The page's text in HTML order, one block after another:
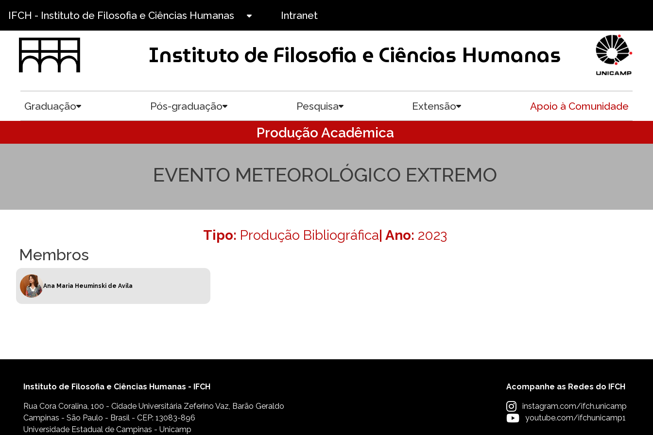
IFCH - Instituto de Filosofia e Ciências Humanas Intranet
Instituto de Filosofia e Ciências Humanas
Graduação Pós-graduação Pesquisa Extensão Apoio à Comunidade
Produção Acadêmica
EVENTO METEOROLÓGICO EXTREMO
Tipo: Produção Bibliográfica| Ano: 2023
Membros
Ana Maria Heuminski de Avila
Instituto de Filosofia e Ciências Humanas - IFCH
Rua Cora Coralina, 100 - Cidade Universitária Zeferino Vaz, Barão Geraldo
Campinas - São Paulo - Brasil - CEP: 13083-896
Universidade Estadual de Campinas - Unicamp
Acompanhe as Redes do IFCH
instagram.com/ifch.unicamp
youtube.com/ifchunicamp1